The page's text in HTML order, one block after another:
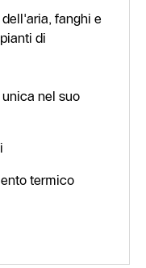
fanghi e
di
nel suo
termico